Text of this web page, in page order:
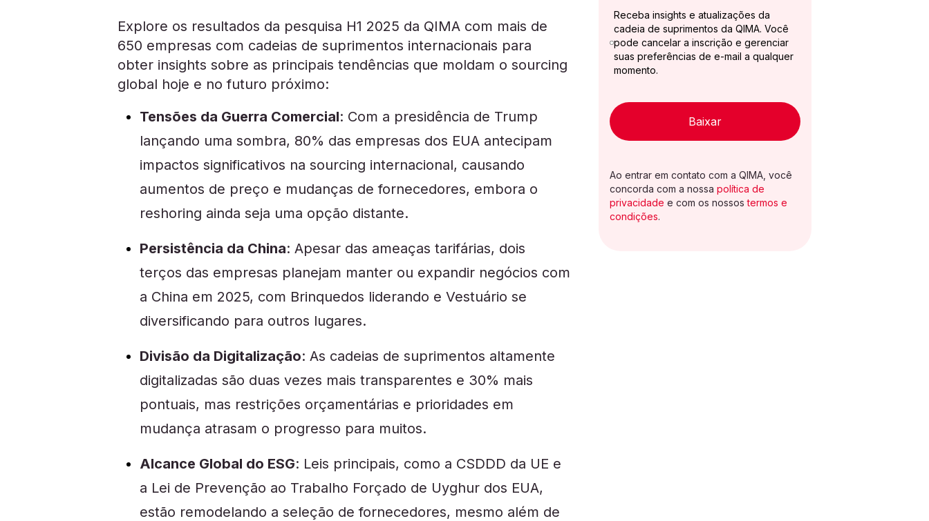
Explore os resultados da pesquisa H1 2025 da QIMA com mais de
650 empresas com cadeias de suprimentos internacionais para
obter insights sobre as principais tendências que moldam o sourcing
global hoje e no futuro próximo:
Tensões da Guerra Comercial: Com a presidência de Trump
lançando uma sombra, 80% das empresas dos EUA antecipam
impactos significativos na sourcing internacional, causando
aumentos de preço e mudanças de fornecedores, embora o
reshoring ainda seja uma opção distante.
Persistência da China: Apesar das ameaças tarifárias, dois
terços das empresas planejam manter ou expandir negócios com
a China em 2025, com Brinquedos liderando e Vestuário se
diversificando para outros lugares.
Divisão da Digitalização: As cadeias de suprimentos altamente
digitalizadas são duas vezes mais transparentes e 30% mais
pontuais, mas restrições orçamentárias e prioridades em
mudança atrasam o progresso para muitos.
Alcance Global do ESG: Leis principais, como a CSDDD da UE e
a Lei de Prevenção ao Trabalho Forçado de Uyghur dos EUA,
estão remodelando a seleção de fornecedores, mesmo além de
Receba insights e atualizações da
cadeia de suprimentos da QIMA. Você
pode cancelar a inscrição e gerenciar
suas preferências de e-mail a qualquer
momento.
Baixar
Ao entrar em contato com a QIMA, você
concorda com a nossa política de
privacidade e com os nossostermos e
condições.